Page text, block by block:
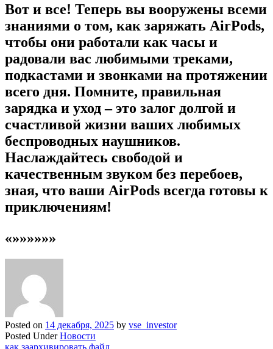
Вот и все! Теперь вы вооружены всеми
знаниями о том, как заряжать AirPods,
чтобы они работали как часы и
радовали вас любимыми треками,
подкастами и звонками на протяжении
всего дня. Помните, правильная
зарядка и уход – это залог долгой и
счастливой жизни ваших любимых
беспроводных наушников.
Наслаждайтесь свободой и
качественным звуком без перебоев,
зная, что ваши AirPods всегда готовы к
приключениям!
«»»»»»»
Posted on 14 декабря, 2025 by vse_investor
Posted UnderНовости
как заархивировать файл